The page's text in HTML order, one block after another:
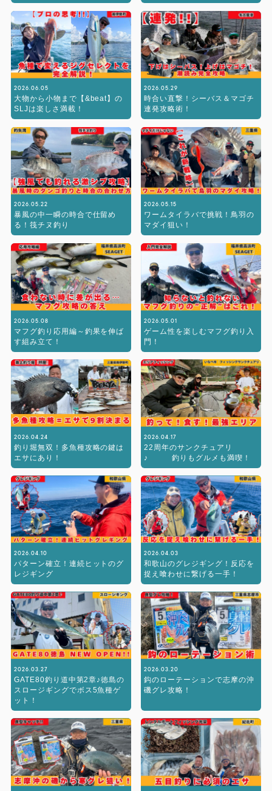
2026.06.05
大物から小物まで【&beat】の
SLJは楽しさ満載！
2026.05.29
時合い直撃！シーバス＆マゴチ
連発攻略術！
2026.05.22
暴風の中一瞬の時合で仕留め
る！筏チヌ釣り
2026.05.15
ワームタイラバで挑戦！鳥羽の
マダイ狙い！
2026.05.08
マフグ釣り応用編～釣果を伸ば
す組み立て！
2026.05.01
ゲーム性を楽しむマフグ釣り入
門！
2026.04.24
釣り堀無双！多魚種攻略の鍵は
エサにあり！
2026.04.17
22周年のサンクチュアリ
♪ 釣りもグルメも満喫！
2026.04.10
パターン確立！連続ヒットのグ
レジギング
2026.04.03
和歌山のグレジギング！反応を
捉え喰わせに繋げる一手！
2026.03.27
GATE80釣り道中第2章♪徳島の
スロージギングでボス5魚種ゲ
ット！
2026.03.20
鈎のローテーションで志摩の沖
磯グレ攻略！